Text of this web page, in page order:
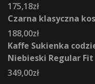
175,18zł
Czarna klasyczna
188,00zł
Kaffe Sukienka
Niebieski Regular Fit
349,00zł